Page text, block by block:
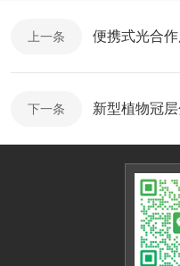
上一条 便携式光合
下一条 新型植物冠